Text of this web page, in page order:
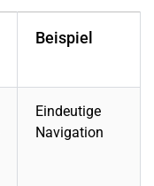
Beispiel
Eindeutige
Navigation